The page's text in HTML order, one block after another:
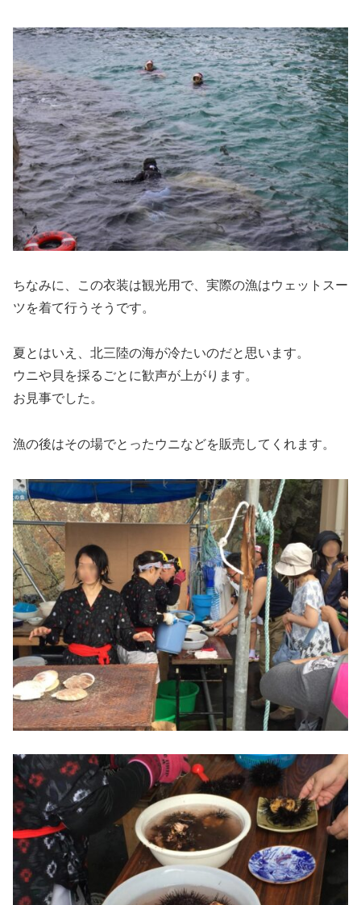
ちなみに、この衣装は観光用で、実際の漁はウェットスー
ツを着て行うそうです。
夏とはいえ、北三陸の海が冷たいのだと思います。
ウニや貝を採るごとに歓声が上がります。
お見事でした。
漁の後はその場でとったウニなどを販売してくれます。